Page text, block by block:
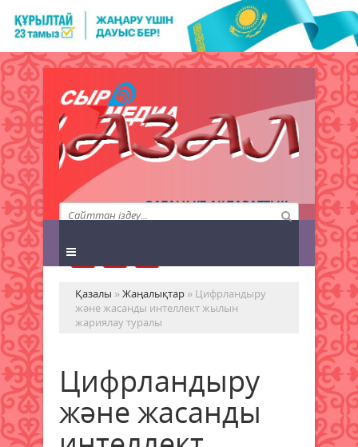
QAZALY.KZ АҚПАРАТТЫҚ
АГЕНТТІГІ
Қазалы »Жаңалықтар » Цифрландыру
және жасанды интеллект жылын
жариялау туралы
Цифрландыру
және жасанды